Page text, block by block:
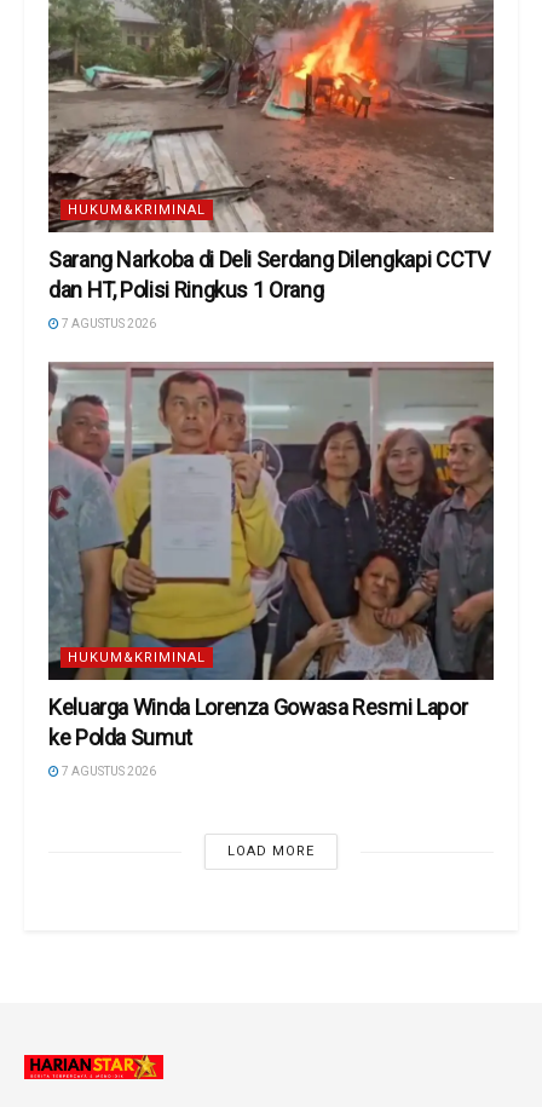
HUKUM&KRIMINAL
Sarang Narkoba di Deli Serdang Dilengkapi CCTV
dan HT, Polisi Ringkus 1 Orang
7 AGUSTUS 2026
HUKUM&KRIMINAL
Keluarga Winda Lorenza Gowasa Resmi Lapor
ke Polda Sumut
7 AGUSTUS 2026
LOAD MORE